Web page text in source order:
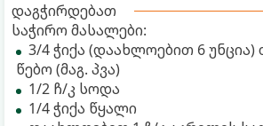
დაგჭირდებათ
საჭირო მასალები:
3/4 ჭიქა (დაახლოებით 6
წებო (მაგ. პვა)
1/2 ჩ/კ სოდა
1/4 ჭიქა წყალი